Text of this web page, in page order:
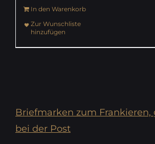
In den Warenkorb
Zur Wunschliste
hinzufügen
Briefmarken zum Frankieren,
bei der Post